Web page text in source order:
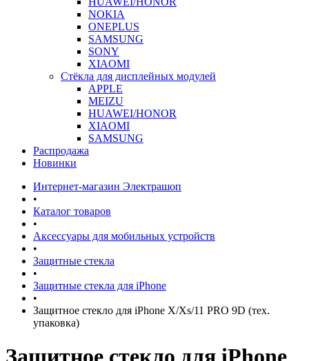
NOKIA
ONEPLUS
SAMSUNG
SONY
XIAOMI
Стёкла для дисплейных модулей
APPLE
MEIZU
HUAWEI/HONOR
XIAOMI
SAMSUNG
Распродажа
Новинки
Интернет-магазин Электрашоп
•
Каталог товаров
•
Аксессуары для мобильных устройств
•
Защитные стекла
•
Защитные стекла для iPhone
•
Защитное стекло для iPhone X/Xs/11 PRO 9D (тех.
упаковка)